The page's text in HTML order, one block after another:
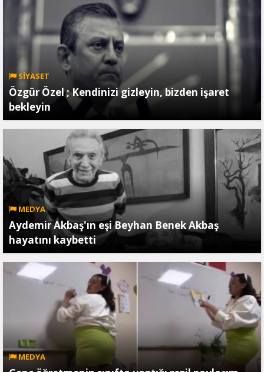
SİYASET
Özgür Özel ; Kendinizi gizleyin, bizden işaret
bekleyin
MEDYA
Aydemir Akbaş'ın eşi Beyhan Benek Akbaş
hayatını kaybetti
MEDYA